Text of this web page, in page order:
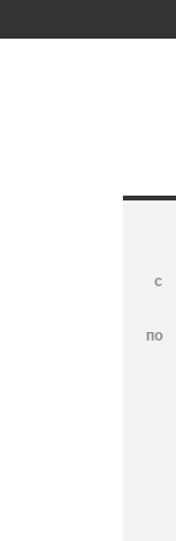
с
по